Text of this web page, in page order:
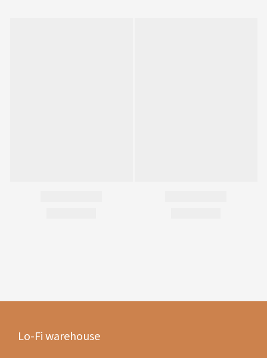
Lo-Fi warehouse